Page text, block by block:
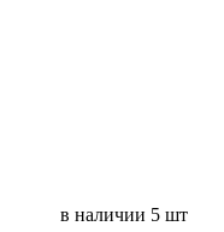
в наличии 5 шт